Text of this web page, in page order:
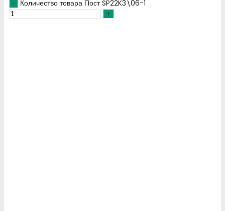
Количество товара Пост SP22K3\06-1